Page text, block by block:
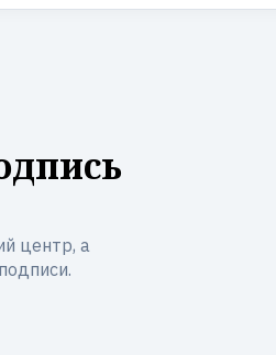
центр, а